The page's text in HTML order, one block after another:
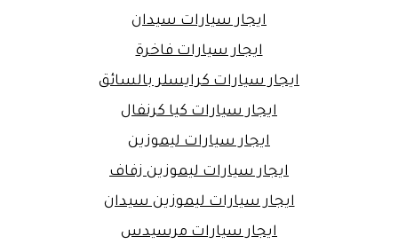
ايجار سيارات سيدان
ايجار سيارات فاخرة
ايجار سيارات كرايسلر بالسائق
ايجار سيارات كيا كرنفال
ايجار سيارات ليموزين
ايجار سيارات ليموزين زفاف
ايجار سيارات ليموزين سيدان
ايجار سيارات مرسيدس